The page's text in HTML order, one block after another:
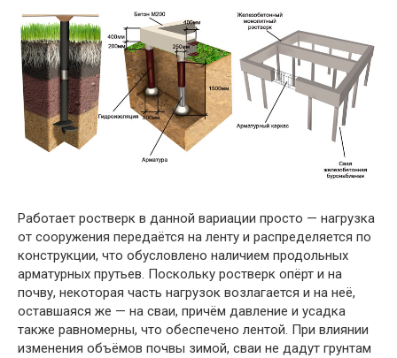
Работает ростверк в данной вариации просто — нагрузка
от сооружения передаётся на ленту и распределяется по
конструкции, что обусловлено наличием продольных
арматурных прутьев. Поскольку ростверк опёрт и на
почву, некоторая часть нагрузок возлагается и на неё,
оставшаяся же — на сваи, причём давление и усадка
также равномерны, что обеспечено лентой. При влиянии
изменения объёмов почвы зимой, сваи не дадут грунтам